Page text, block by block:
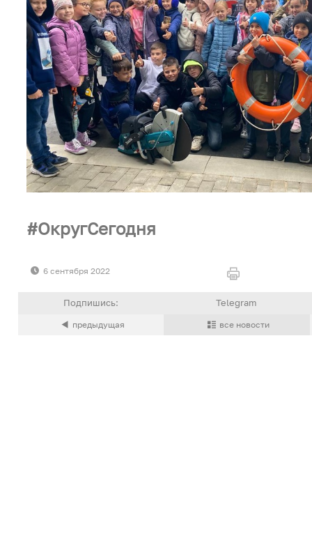
ОкругСегодня
6 сентября 2022